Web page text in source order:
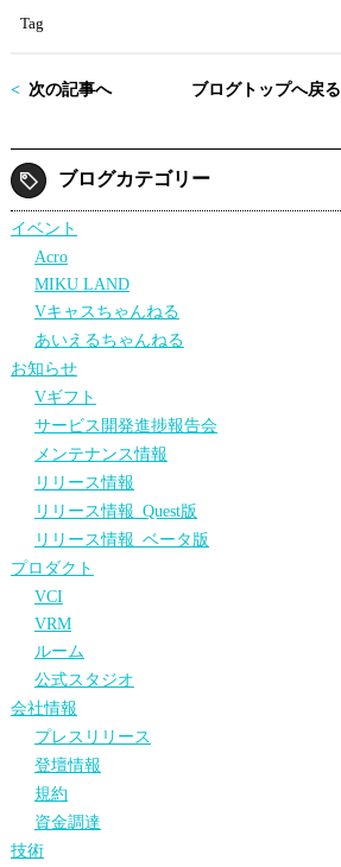
Tag
次の記事へ ブログトップへ戻る
ブログカテゴリー
イベント
Acro
MIKU LAND
Vキャスちゃんねる
あいえるちゃんねる
お知らせ
Vギフト
サービス開発進捗報告会
メンテナンス情報
リリース情報
リリース情報_Quest版
リリース情報_ベータ版
プロダクト
VCI
VRM
ルーム
公式スタジオ
会社情報
プレスリリース
登壇情報
規約
資金調達
技術